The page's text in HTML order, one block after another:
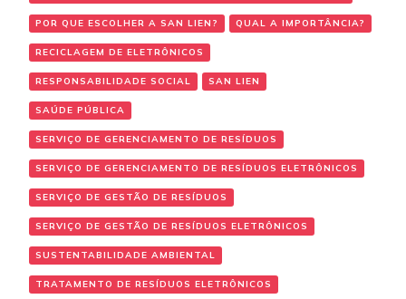
POR QUE ESCOLHER A SAN LIEN? QUAL A IMPORTÂNCIA?
RECICLAGEM DE ELETRÔNICOS
RESPONSABILIDADE SOCIAL SAN LIEN
SAÚDE PÚBLICA
SERVIÇO DE GERENCIAMENTO DE RESÍDUOS
SERVIÇO DE GERENCIAMENTO DE RESÍDUOS ELETRÔNICOS
SERVIÇO DE GESTÃO DE RESÍDUOS
SERVIÇO DE GESTÃO DE RESÍDUOS ELETRÔNICOS
SUSTENTABILIDADE AMBIENTAL
TRATAMENTO DE RESÍDUOS ELETRÔNICOS